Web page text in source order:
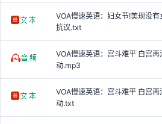
VOA慢速英语：妇女节!美现没有
抗议.txt
VOA慢速英语：宫斗难平 白宫再
动.mp3
VOA慢速英语：宫斗难平 白宫再
动.txt